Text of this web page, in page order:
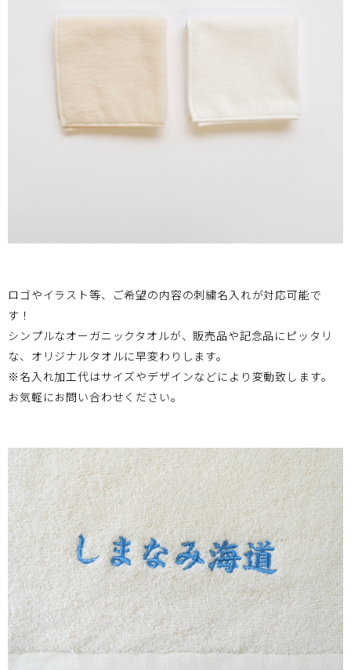
ロゴやイラスト等、ご希望の内容の刺繍名入れが対応可能で
す！
シンプルなオーガニックタオルが、販売品や記念品にピッタリ
な、オリジナルタオルに早変わりします。
※名入れ加工代はサイズやデザインなどにより変動致します。
お気軽にお問い合わせください。